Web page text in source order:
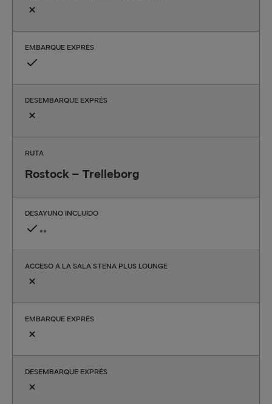
EMBARQUE EXPRÉS
DESEMBARQUE EXPRÉS
RUTA
Rostock – Trelleborg
DESAYUNO INCLUIDO
**
ACCESO A LA SALA STENA PLUS LOUNGE
EMBARQUE EXPRÉS
DESEMBARQUE EXPRÉS